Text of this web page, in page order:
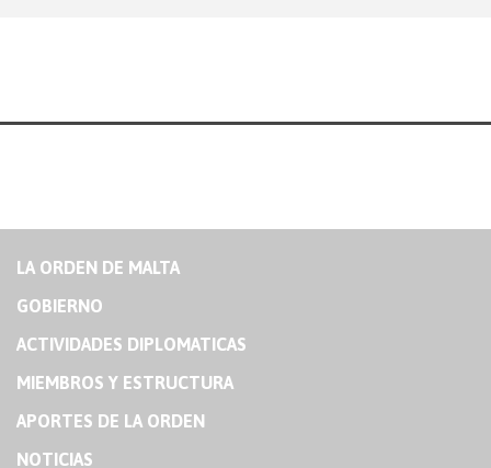
LA ORDEN DE MALTA
GOBIERNO
ACTIVIDADES DIPLOMATICAS
MIEMBROS Y ESTRUCTURA
APORTES DE LA ORDEN
NOTICIAS